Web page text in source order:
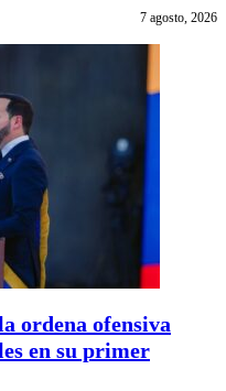
7 agosto, 2026
ordena ofensiva
en su primer